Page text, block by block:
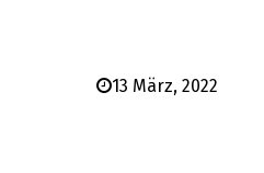
13 März, 2022